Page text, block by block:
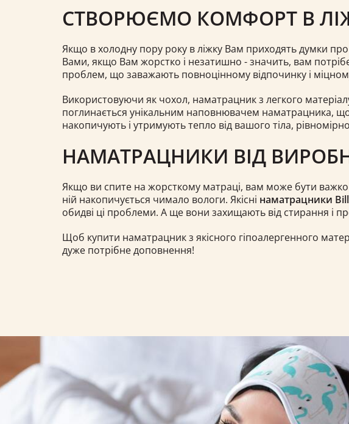
СТВОРЮЄМО КОМФОРТ В
Якщо в холодну пору року в ліжку Вам приходять думки
Вами, якщо Вам жорстко і незатишно - значить, вам
проблем, що заважають повноцінному відпочинку і
Використовуючи як чохол, наматрацник з легкого
поглинається унікальним наповнювачем наматрацника,
накопичують і утримують тепло від вашого тіла,
НАМАТРАЦНИКИ ВІД
Якщо ви спите на жорсткому матраці, вам може бути важко
ній накопичується чимало вологи. Якісні наматрацники
обидві ці проблеми. А ще вони захищають від стирання і
Щоб купити наматрацник з якісного гіпоалергенного
дуже потрібне доповнення!